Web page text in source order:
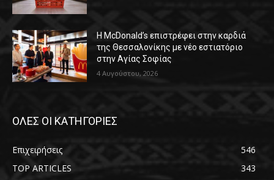
Η McDonald’s επιστρέφει στην καρδιά
της Θεσσαλονίκης με νέο εστιατόριο
στην Αγίας Σοφίας
4 Αυγούστου, 2026
ΟΛΕΣ ΟΙ ΚΑΤΗΓΟΡΙΕΣ
Επιχειρήσεις
546
TOP ARTICLES
343